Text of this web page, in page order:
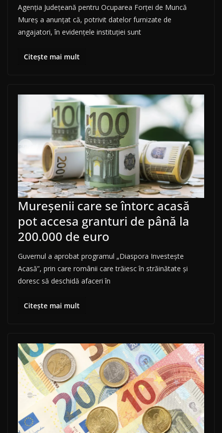
Agenția Județeană pentru Ocuparea Forței de Muncă
Mureș a anunțat că, potrivit datelor furnizate de
angajatori, în evidențele instituției sunt
Citește mai mult
Mureșenii care se întorc acasă
pot accesa granturi de până la
200.000 de euro
Guvernul a aprobat programul „Diaspora Investește
Acasă”, prin care românii care trăiesc în străinătate și
doresc să deschidă afaceri în
Citește mai mult